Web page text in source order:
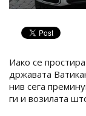
Иако се
државата
нив сега
ги и возилата